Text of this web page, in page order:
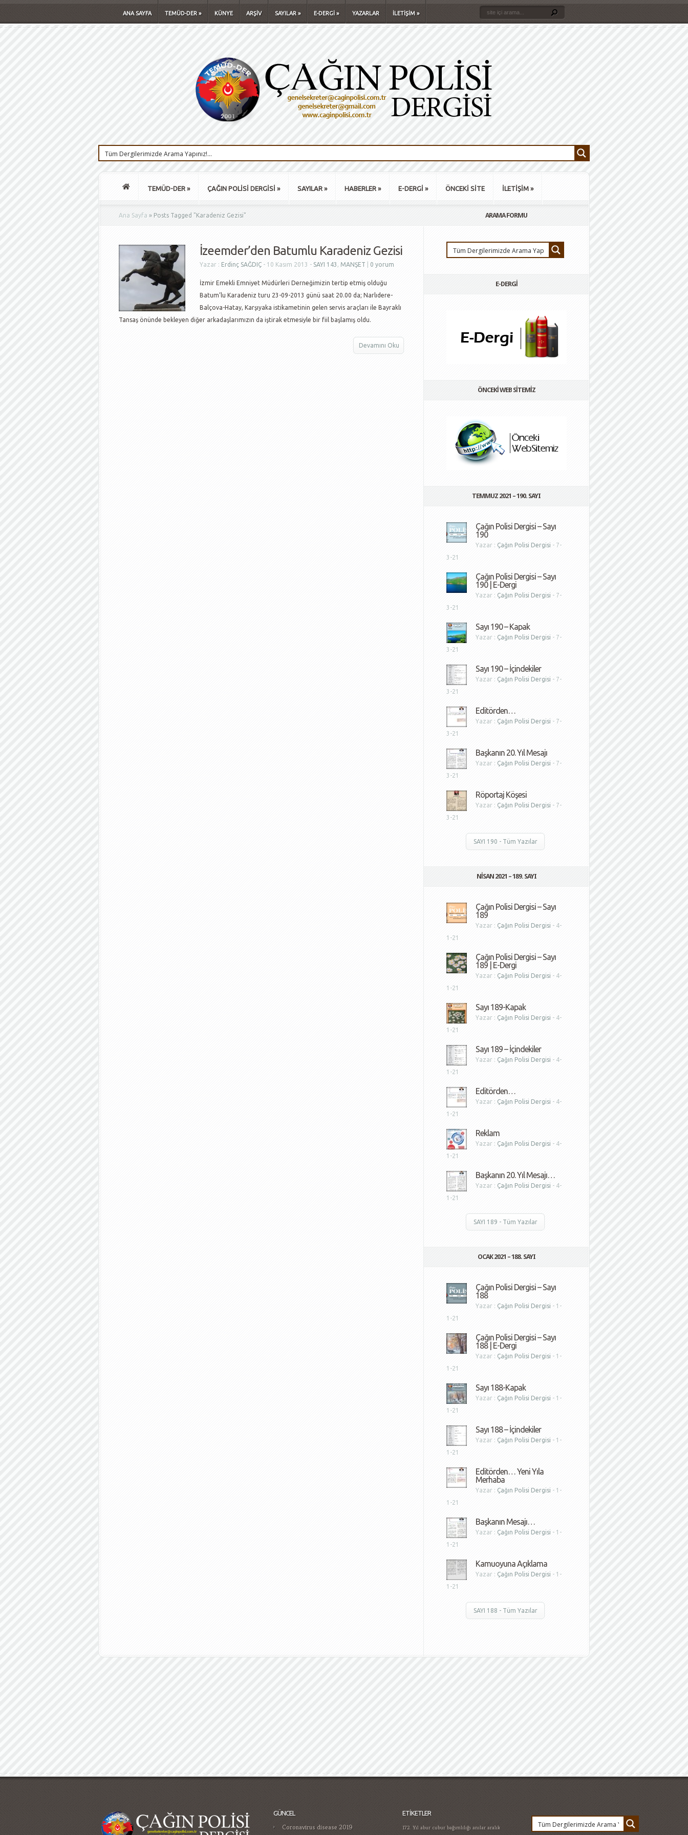
ANA SAYFA TEMÜD-DER » KÜNYE ARŞİV SAYILAR» E-DERGİ » YAZARLAR İLETİŞİM »
TEMÜD-DER » ÇAĞIN POLİSİ DERGİSİ » SAYILAR » HABERLER » E-DERGİ » ÖNCEKİ SİTE İLETİŞİM »
Ana Sayfa » Posts Tagged "Karadeniz Gezisi"
İzeemder’den Batumlu Karadeniz Gezisi
Yazar : Erdinç SAĞDIÇ - 10 Kasım 2013 - SAYI 143 , MANŞET 0 yorum
İzmir Emekli Emniyet Müdürleri Derneğimizin tertip etmiş olduğu
Batum’lu Karadeniz turu 23-09-2013 günü saat 20.00 da; Narlıdere-
Balçova-Hatay, Karşıyaka istikametinin gelen servis araçları ile Bayraklı
Tansaş önünde bekleyen diğer arkadaşlarımızın da iştirak etmesiyle bir fiil başlamış oldu.
Devamını Oku
ARAMA FORMU
E-DERGİ
ÖNCEKİ WEB SİTEMİZ
TEMMUZ 2021 – 190. SAYI
Çağın Polisi Dergisi – Sayı
190
Yazar : Çağın Polisi Dergisi - 7-
3-21
Çağın Polisi Dergisi – Sayı
190 | E-Dergi
Yazar : Çağın Polisi Dergisi - 7-
3-21
Sayı 190 – Kapak
Yazar : Çağın Polisi Dergisi - 7-
3-21
Sayı 190 – İçindekiler
Yazar : Çağın Polisi Dergisi - 7-
3-21
Editörden…
Yazar : Çağın Polisi Dergisi - 7-
3-21
Başkanın 20. Yıl Mesajı
Yazar : Çağın Polisi Dergisi - 7-
3-21
Röportaj Köşesi
Yazar : Çağın Polisi Dergisi - 7-
3-21
SAYI 190 - Tüm Yazılar
NISAN 2021 – 189. SAYI
Çağın Polisi Dergisi – Sayı
189
Yazar : Çağın Polisi Dergisi - 4-
1-21
Çağın Polisi Dergisi – Sayı
189 | E-Dergi
Yazar : Çağın Polisi Dergisi - 4-
1-21
Sayı 189-Kapak
Yazar : Çağın Polisi Dergisi - 4-
1-21
Sayı 189 – İçindekiler
Yazar : Çağın Polisi Dergisi - 4-
1-21
Editörden…
Yazar : Çağın Polisi Dergisi - 4-
1-21
Reklam
Yazar : Çağın Polisi Dergisi - 4-
1-21
Başkanın 20. Yıl Mesajı…
Yazar : Çağın Polisi Dergisi - 4-
1-21
SAYI 189 - Tüm Yazılar
OCAK 2021 – 188. SAYI
Çağın Polisi Dergisi – Sayı
188
Yazar : Çağın Polisi Dergisi - 1-
1-21
Çağın Polisi Dergisi – Sayı
188 | E-Dergi
Yazar : Çağın Polisi Dergisi - 1-
1-21
Sayı 188-Kapak
Yazar : Çağın Polisi Dergisi - 1-
1-21
Sayı 188 – İçindekiler
Yazar : Çağın Polisi Dergisi - 1-
1-21
Editörden… Yeni Yıla
Merhaba
Yazar : Çağın Polisi Dergisi - 1-
1-21
Başkanın Mesajı…
Yazar : Çağın Polisi Dergisi - 1-
1-21
Kamuoyuna Açıklama
Yazar : Çağın Polisi Dergisi - 1-
1-21
SAYI 188 - Tüm Yazılar
GÜNCEL
Coronavirus disease 2019
ETIKETLER
172. Yıl abur cubur bağımlılığı anılar aralık